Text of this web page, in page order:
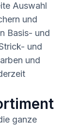
Auswahl
und
Basis- und
und
und
ganze